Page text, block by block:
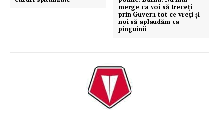
merge ca voi să treceți
prin Guvern tot ce vreți și
noi să aplaudăm ca
pinguinii